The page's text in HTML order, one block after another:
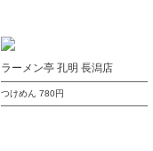
ラーメン亭 孔明 長潟店
つけめん 780円